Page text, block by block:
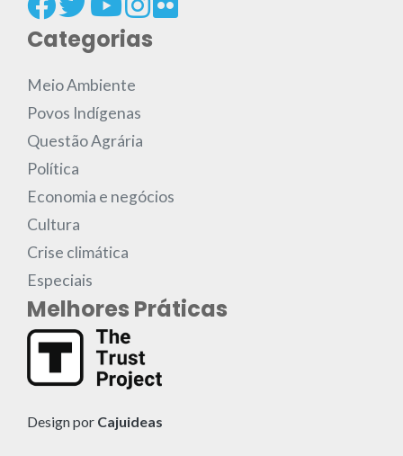
Categorias
Meio Ambiente
Povos Indígenas
Questão Agrária
Política
Economia e negócios
Cultura
Crise climática
Especiais
Melhores Práticas
Design por Cajuideas